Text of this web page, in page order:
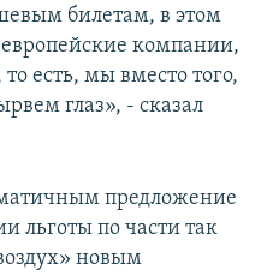
билетам, в этом
компании,
есть, мы вместо того,
глаз», - сказал
предложение
льготы по части так
новым